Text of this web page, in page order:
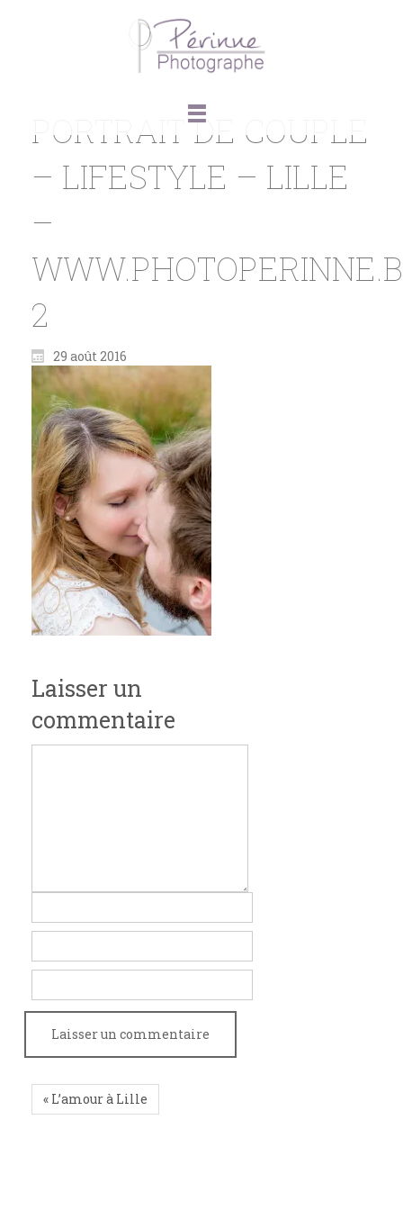
PORTRAIT DE COUPLE
– LIFESTYLE – LILLE
–
2
29 août 2016
Laisser un
commentaire
« L’amour à Lille